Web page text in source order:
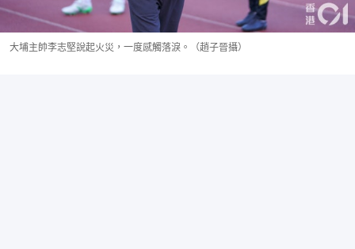
大埔主帥李志堅說起火災，一度感觸落淚。（趙子晉攝）